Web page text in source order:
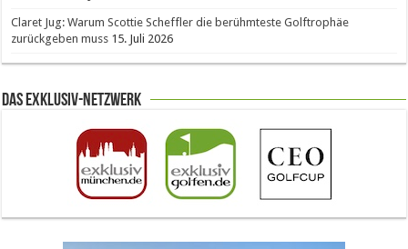
Claret Jug: Warum Scottie Scheffler die berühmteste Golftrophäe
zurückgeben muss 15. Juli 2026
Das Exklusiv-Netzwerk